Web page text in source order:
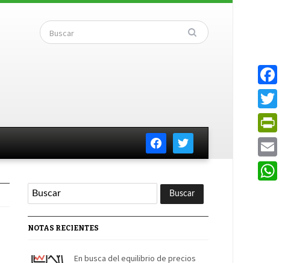
facebooktwitter
NOTAS RECIENTES
En busca del equilibrio de precios
Email